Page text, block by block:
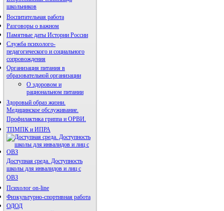
школьников
Воспитательная работа
Разговоры о важном
Памятные даты Истории России
Служба психолого-
педагогического и социального
сопровождения
Организация питания в
образовательной организации
О здоровом и
рациональном питании
Здоровый образ жизни.
Медицинское обслуживание.
Профилактика гриппа и ОРВИ.
ТПМПК и ИПРА
Доступная среда. Доступность
школы для инвалидов и лиц с
ОВЗ
Психолог on-line
Физкультурно-спортивная работа
ОДОД